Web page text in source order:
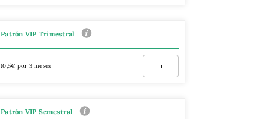
Patrón VIP Trimestral
10,5€ por 3 meses Ir
Patrón VIP Semestral